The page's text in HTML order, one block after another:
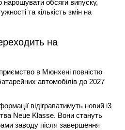
обсяги випуску,
та кількість змін на
на
в Мюнхені повністю
автомобілів до 2027
відіграватимуть новий i3
Neue Klasse. Вони стануть
заводу після завершення